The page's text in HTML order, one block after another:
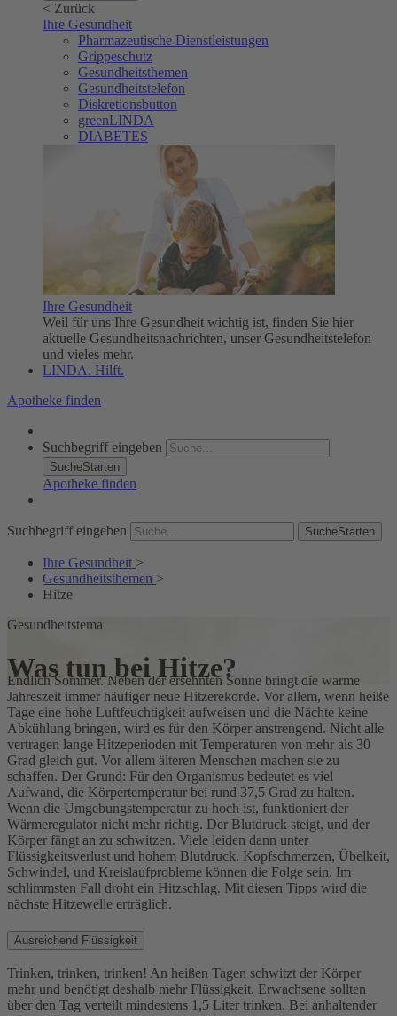
< Zurück
Ihre Gesundheit
Pharmazeutische Dienstleistungen
Grippeschutz
Gesundheitsthemen
Gesundheitstelefon
Diskretionsbutton
greenLINDA
DIABETES
Ihre Gesundheit
Weil für uns Ihre Gesundheit wichtig ist, finden Sie hier
aktuelle Gesundheitsnachrichten, unser Gesundheitstelefon
und vieles mehr.
LINDA. Hilft.
Apotheke finden
Suchbegriff eingeben
SucheStarten
Apotheke finden
Suchbegriff eingeben SucheStarten
Ihre Gesundheit >
Gesundheitsthemen >
Hitze
Gesundheitstema
Was tun bei Hitze?
Endlich Sommer. Neben der ersehnten Sonne bringt die warme
Jahreszeit immer häufiger neue Hitzerekorde. Vor allem, wenn heiße
Tage eine hohe Luftfeuchtigkeit aufweisen und die Nächte keine
Abkühlung bringen, wird es für den Körper anstrengend. Nicht alle
vertragen lange Hitzeperioden mit Temperaturen von mehr als 30
Grad gleich gut. Vor allem älteren Menschen machen sie zu
schaffen. Der Grund: Für den Organismus bedeutet es viel
Aufwand, die Körpertemperatur bei rund 37,5 Grad zu halten.
Wenn die Umgebungstemperatur zu hoch ist, funktioniert der
Wärmeregulator nicht mehr richtig. Der Blutdruck steigt, und der
Körper fängt an zu schwitzen. Viele leiden dann unter
Flüssigkeitsverlust und hohem Blutdruck. Kopfschmerzen, Übelkeit,
Schwindel, und Kreislaufprobleme können die Folge sein. Im
schlimmsten Fall droht ein Hitzschlag. Mit diesen Tipps wird die
nächste Hitzewelle erträglich.
Ausreichend Flüssigkeit
Trinken, trinken, trinken! An heißen Tagen schwitzt der Körper
mehr und benötigt deshalb mehr Flüssigkeit. Erwachsene sollten
über den Tag verteilt mindestens 1,5 Liter trinken. Bei anhaltender